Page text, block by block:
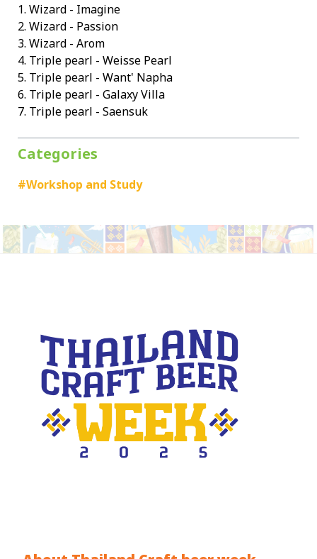
1. Wizard - Imagine
2. Wizard - Passion
3. Wizard - Arom
4. Triple pearl - Weisse Pearl
5. Triple pearl - Want' Napha
6. Triple pearl - Galaxy Villa
7. Triple pearl - Saensuk
Categories
#Workshop and Study